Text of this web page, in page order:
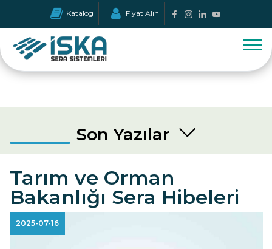
Katalog Fiyat Alın
Son Yazılar
Tarım ve Orman
Bakanlığı Sera Hibeleri
2025-07-16